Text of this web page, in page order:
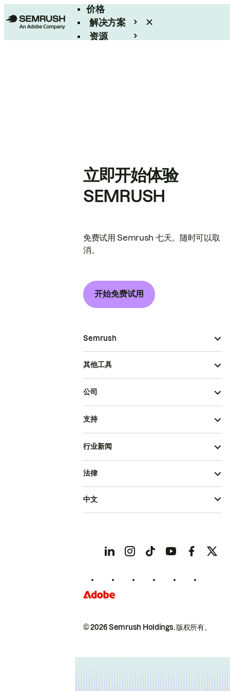
价格
解决方案
资源
立即开始体验
SEMRUSH
免费试用 Semrush 七天。随时可以取
消。
开始免费试用
Semrush
其他工具
公司
支持
行业新闻
© 2026 Semrush Holdings.版权所有。
法律
中文